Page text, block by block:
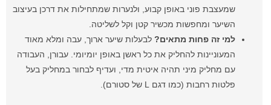
שמעצבת פוני באופן קבוע, ולנערות שמתחילות את דרכן בעיצוב
השיער ומחפשות מכשיר קטן וקל לשליטה.
למי זה פחות מתאים? לבעלות שיער ארוך, עבה ומלא מאוד
המעוניינות להחליק את כל ראשן באופן יומיומי. עבורן, העבודה
עם מחליק מיני תהיה איטית מדי, ועדיף לבחור במחליק בעל
פלטות רחבות (כמו דגם L של סטורם).